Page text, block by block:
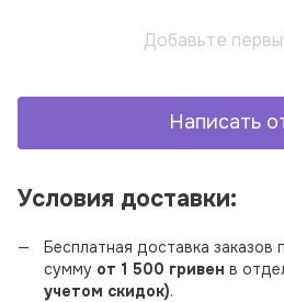
Добавьте
Написать
Условия доставки:
Бесплатная доставка заказов
сумму от 1 500 гривен в
учетом скидок).